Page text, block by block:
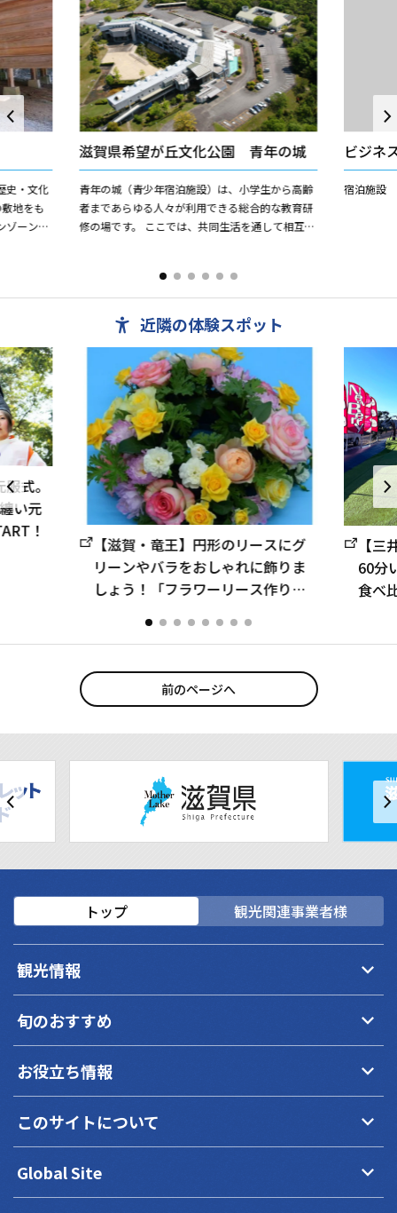
史・文化
地をも
ゾーン
滋賀県希望が丘文化公園 青年の城
青年の城（青少年宿泊施設）は、小学生から高齢
者まであらゆる人々が利用できる総合的な教育研
修の場です。 ここでは、共同生活を通して相互理
ビジネ
宿泊施設
近隣の体験スポット
式。
い元
！
【滋賀・竜王】円形のリースにグ
リーンやバラをおしゃれに飾りま
しょう！「フラワーリース作り体
【
60分
食べ
前のページへ
トップ 観光関連事業者様
観光情報 keyboard_arrow_down
旬のおすすめ keyboard_arrow_down
お役立ち情報 keyboard_arrow_down
このサイトについて keyboard_arrow_down
Global Site keyboard_arrow_down